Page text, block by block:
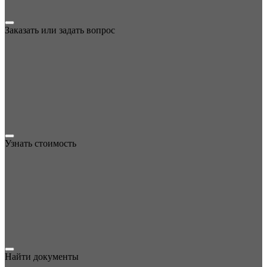
Заказать или задать вопрос
Узнать стоимость
Найти документы